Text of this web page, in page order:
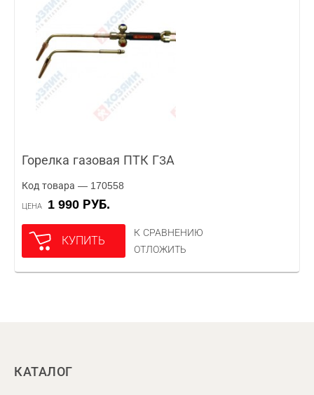
Горелка газовая ПТК Г3А
Код товара — 170558
ЦЕНА 1 990 РУБ.
КУПИТЬ
К СРАВНЕНИЮ
ОТЛОЖИТЬ
КАТАЛОГ